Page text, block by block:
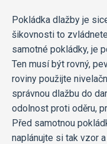
Pokládka dlažby je
šikovnosti to
samotné pokládky, je
Ten musí být rovný,
roviny použijte
správnou dlažbu do
odolnost proti oděru,
Před samotnou
naplánujte si tak vzor